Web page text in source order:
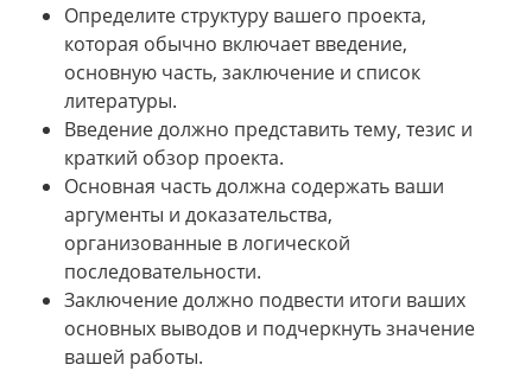
Определите структуру вашего проекта,
которая обычно включает введение,
основную часть, заключение и список
литературы.
Введение должно представить тему, тезис и
краткий обзор проекта.
Основная часть должна содержать ваши
аргументы и доказательства,
организованные в логической
последовательности.
Заключение должно подвести итоги ваших
основных выводов и подчеркнуть значение
вашей работы.